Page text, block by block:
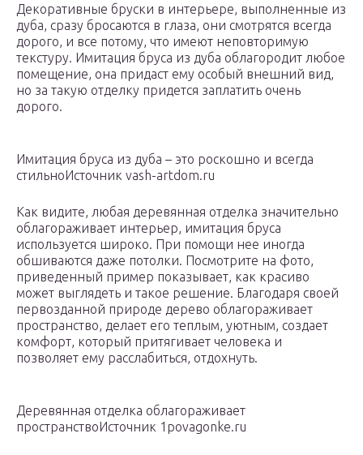
Декоративные бруски в интерьере, выполненные из
дуба, сразу бросаются в глаза, они смотрятся всегда
дорого, и все потому, что имеют неповторимую
текстуру. Имитация бруса из дуба облагородит любое
помещение, она придаст ему особый внешний вид,
но за такую отделку придется заплатить очень
дорого.
Имитация бруса из дуба – это роскошно и всегда
стильноИсточник vash-artdom.ru
Как видите, любая деревянная отделка значительно
облагораживает интерьер, имитация бруса
используется широко. При помощи нее иногда
обшиваются даже потолки. Посмотрите на фото,
приведенный пример показывает, как красиво
может выглядеть и такое решение. Благодаря своей
первозданной природе дерево облагораживает
пространство, делает его теплым, уютным, создает
комфорт, который притягивает человека и
позволяет ему расслабиться, отдохнуть.
Деревянная отделка облагораживает
пространствоИсточник 1povagonke.ru